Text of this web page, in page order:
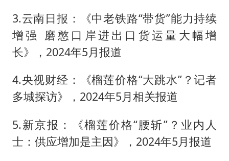
3.云南日报：《中老铁路“带货”能力持续
增强 磨憨口岸进出口货运量大幅增
长》，2024年5月报道
4.央视财经：《榴莲价格“大跳水”？记者
多城探访》，2024年5月相关报道
5.新京报：《榴莲价格“腰斩”？业内人
士：供应增加是主因》，2024年5月报道